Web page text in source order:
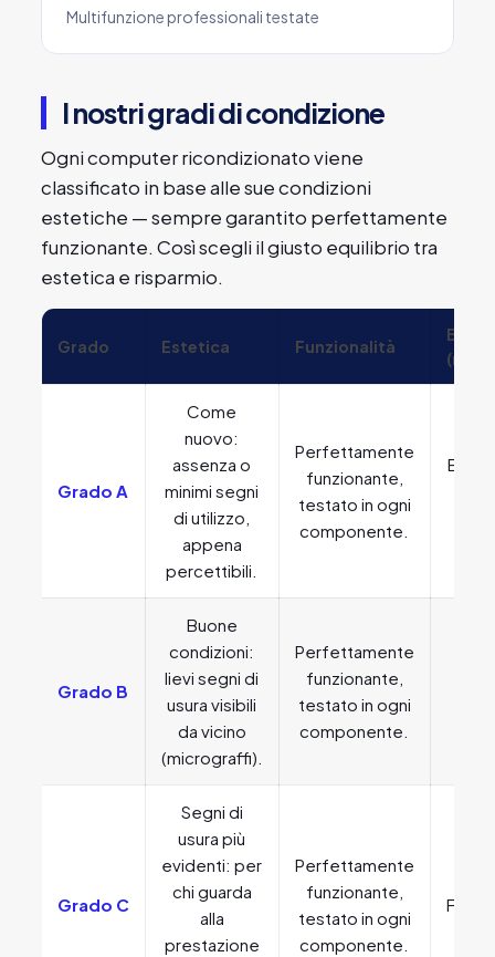
Multifunzione professionali testate
I nostri gradi di condizione
Ogni computer ricondizionato viene
classificato in base alle sue condizioni
estetiche — sempre garantito perfettamente
funzionante. Così scegli il giusto equilibrio tra
estetica e risparmio.
Grado Estetica Funzionalità
Grado A
Come
nuovo:
assenza o
minimi segni
di utilizzo,
appena
percettibili.
Perfettamente
funzionante,
testato in ogni
componente.
Grado B
Buone
condizioni:
lievi segni di
usura visibili
da vicino
(micrograffi).
Perfettamente
funzionante,
testato in ogni
componente.
Grado C
Segni di
usura più
evidenti: per
chi guarda
alla
prestazione
Perfettamente
funzionante,
testato in ogni
componente.